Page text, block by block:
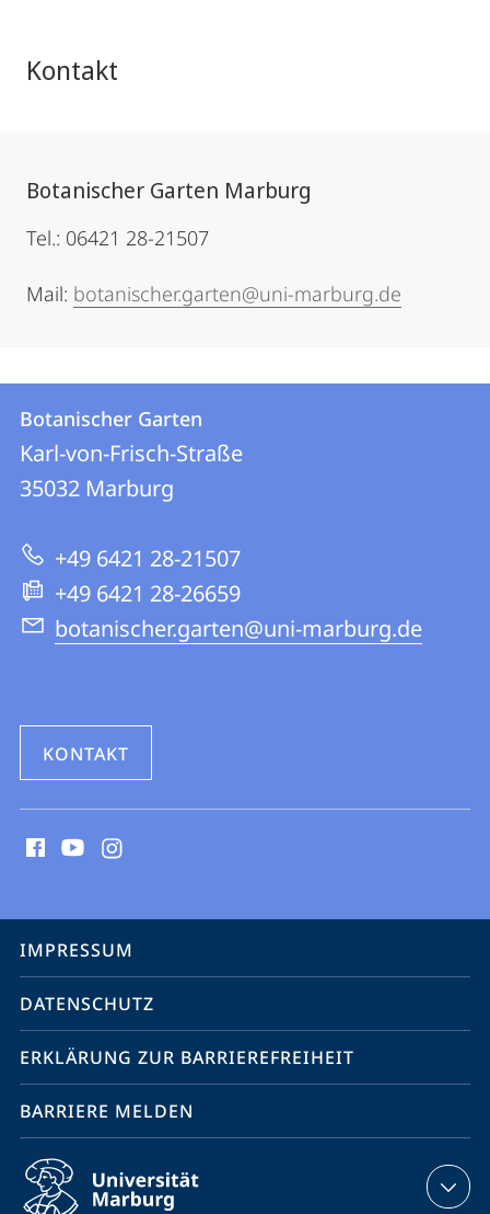
Kontakt
Botanischer Garten Marburg
Tel.: 06421 28-21507
Mail: botanischer.garten@uni-marburg.de
Kontakt
und
Informationen
zur
Website
Kontaktinformationen
Botanischer
Garten
Botanischer Garten
Karl-von-Frisch-Straße
35032 Marburg
+49 6421 28-21507
+49 6421 28-26659
botanischer.garten@uni-marburg.de
KONTAKT
Media
Service-
Navigation
IMPRESSUM
DATENSCHUTZ
ERKLÄRUNG ZUR BARRIEREFREIHEIT
BARRIERE MELDEN